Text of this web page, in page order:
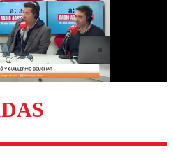
Enviar comentario